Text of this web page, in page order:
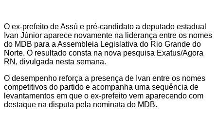
O ex-prefeito de Assú e pré-candidato a deputado estadual
Ivan Júnior aparece novamente na liderança entre os nomes
do MDB para a Assembleia Legislativa do Rio Grande do
Norte. O resultado consta na nova pesquisa Exatus/Agora
RN, divulgada nesta semana.
O desempenho reforça a presença de Ivan entre os nomes
competitivos do partido e acompanha uma sequência de
levantamentos em que o ex-prefeito vem aparecendo com
destaque na disputa pela nominata do MDB.